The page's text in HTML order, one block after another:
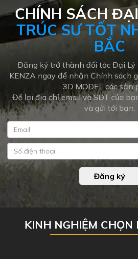
CHÍNH SÁCH
TRÚC SƯ TỐT
BẮC
Đăng ký trở thành đối tác Đại Lý
KENZA ngay để nhận Chính sách
3D MODEL các sản
Để lại địa chỉ email và SDT của
và gửi tới bạn.
Đăng ký
KINH NGHIỆM